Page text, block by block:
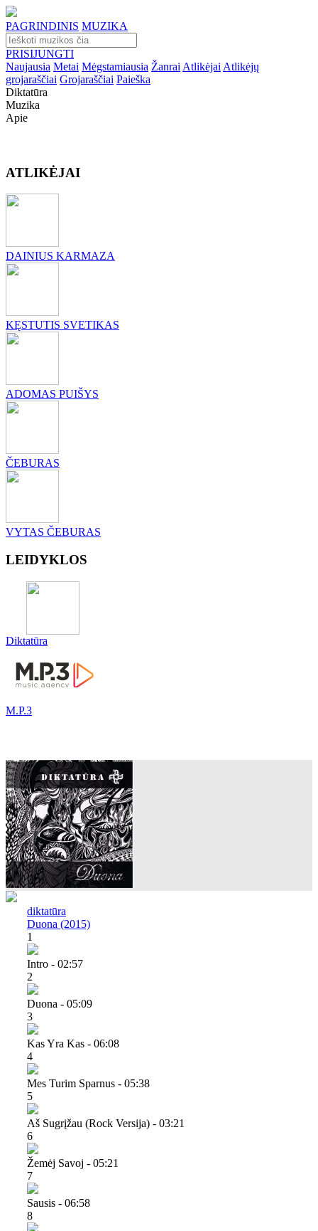
PAGRINDINIS MUZIKA
PRISIJUNGTI
Naujausia Metai Mėgstamiausia Žanrai Atlikėjai Atlikėjų
grojaraščiai Grojaraščiai Paieška
Diktatūra
Muzika
Apie
ATLIKĖJAI
DAINIUS KARMAZA
KĘSTUTIS SVETIKAS
ADOMAS PUIŠYS
ČEBURAS
VYTAS ČEBURAS
LEIDYKLOS
Diktatūra
M.P.3
diktatūra
Duona (2015)
1
Intro - 02:57
2
Duona - 05:09
3
Kas Yra Kas - 06:08
4
Mes Turim Sparnus - 05:38
5
Aš Sugrįžau (rock Versija) - 03:21
6
Žemėj Savoj - 05:21
7
Sausis - 06:58
8